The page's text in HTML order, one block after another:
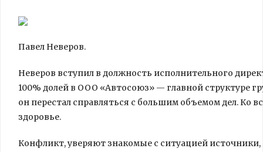
Павел Неверов.
Неверов вступил в должность исполнительного
100% долей в ООО «Автосоюз» — главной структуре
он перестал справляться с большим объемом дел.
здоровье.
Конфликт, уверяют знакомые с ситуацией